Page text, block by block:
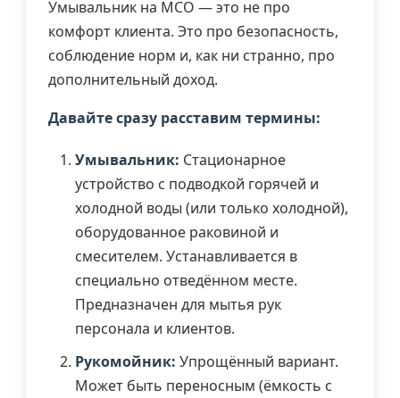
Умывальник на МСО — это не про
комфорт клиента. Это про безопасность,
соблюдение норм и, как ни странно, про
дополнительный доход.
Давайте сразу расставим термины:
Умывальник: Стационарное
устройство с подводкой горячей и
холодной воды (или только холодной),
оборудованное раковиной и
смесителем. Устанавливается в
специально отведённом месте.
Предназначен для мытья рук
персонала и клиентов.
Рукомойник: Упрощённый вариант.
Может быть переносным (ёмкость с